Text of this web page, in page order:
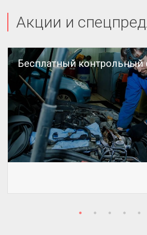
Акции и
Бесплатный контрольный